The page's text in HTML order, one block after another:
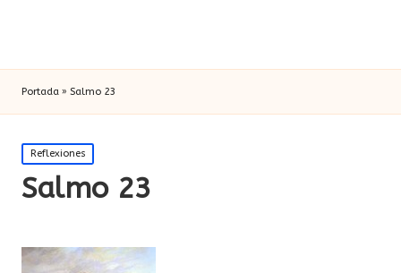
Portada » Salmo 23
Publicada
en
Reflexiones
Salmo 23